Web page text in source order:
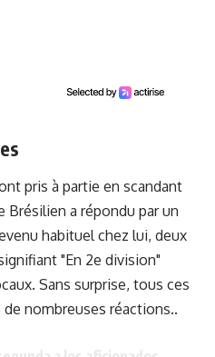
pris à partie en scandant
a répondu par un
habituel chez lui, deux
"En 2e division"
Sans surprise, tous ces
nombreuses réactions..